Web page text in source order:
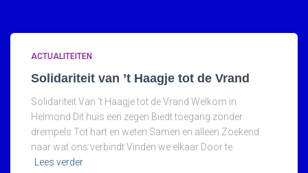
ACTUALITEITEN
Solidariteit van ’t Haagje tot de Vrand
Solidariteit Van ’t Haagje tot de Vrand Welkom in
Helmond Dit huis een zegen Biedt toegang zonder
drempels Tot hart en weten Samen en alleen Zoekend
naar wat ons verbindt Vinden we elkaar Door te
Lees verder